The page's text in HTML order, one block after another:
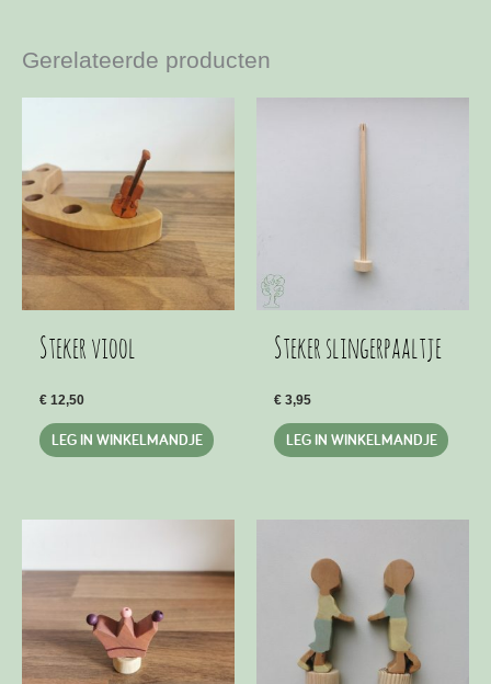
Gerelateerde producten
Steker viool
€ 12,50
LEG IN WINKELMANDJE
Steker slingerpaaltje
€ 3,95
LEG IN WINKELMANDJE